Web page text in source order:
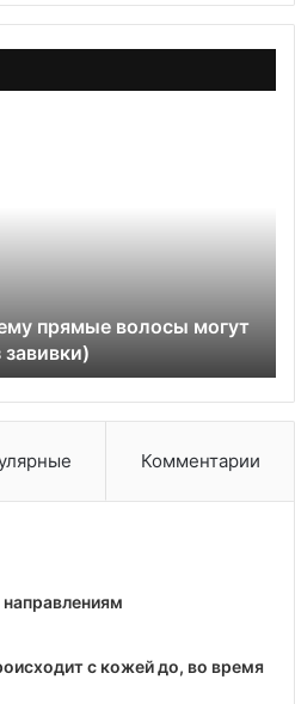
в груди: врач
стенокардию от
Комментарии
с кожей до, во время